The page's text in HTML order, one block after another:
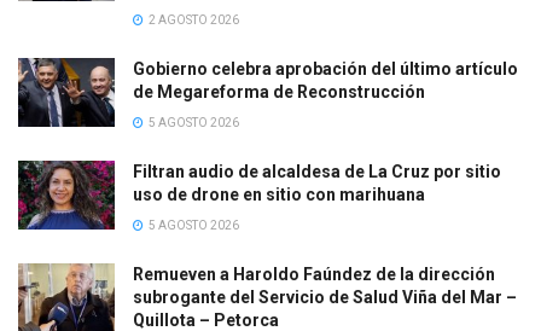
2 AGOSTO 2026
Gobierno celebra aprobación del último artículo
de Megareforma de Reconstrucción
5 AGOSTO 2026
Filtran audio de alcaldesa de La Cruz por sitio
uso de drone en sitio con marihuana
5 AGOSTO 2026
Remueven a Haroldo Faúndez de la dirección
subrogante del Servicio de Salud Viña del Mar –
Quillota – Petorca